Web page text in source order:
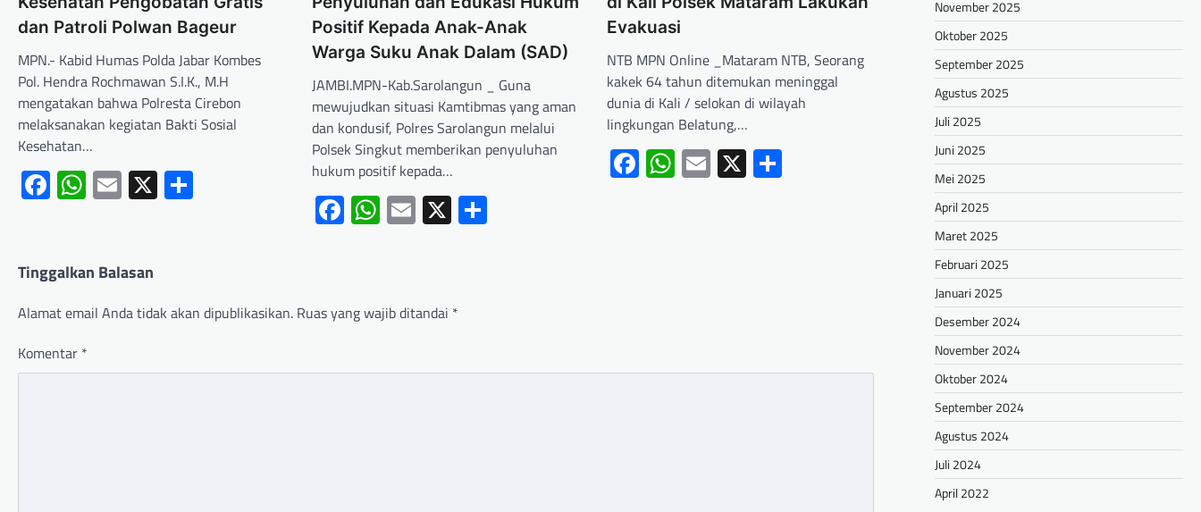
dan Patroli Polwan Bageur
MPN.- Kabid Humas Polda Jabar Kombes
Pol. Hendra Rochmawan S.I.K., M.H
mengatakan bahwa Polresta Cirebon
melaksanakan kegiatan Bakti Sosial
Kesehatan…
Facebook
WhatsApp
Email
X
Positif Kepada Anak-Anak
Warga Suku Anak Dalam (SAD)
JAMBI.MPN-Kab.Sarolangun _ Guna
mewujudkan situasi Kamtibmas yang aman
dan kondusif, Polres Sarolangun melalui
Polsek Singkut memberikan penyuluhan
hukum positif kepada…
Facebook
WhatsApp
Email
X
Evakuasi
NTB MPN Online _Mataram NTB, Seorang
kakek 64 tahun ditemukan meninggal
dunia di Kali / selokan di wilayah
lingkungan Belatung,…
Facebook
WhatsApp
Email
X Share
Tinggalkan Balasan
Alamat email Anda tidak akan dipublikasikan. Ruas yang wajib ditandai *
Komentar *
November 2025
Oktober 2025
September 2025
Agustus 2025
Juli 2025
Juni 2025
Mei 2025
April 2025
Maret 2025
Februari 2025
Januari 2025
Desember 2024
November 2024
Oktober 2024
September 2024
Agustus 2024
Juli 2024
April 2022